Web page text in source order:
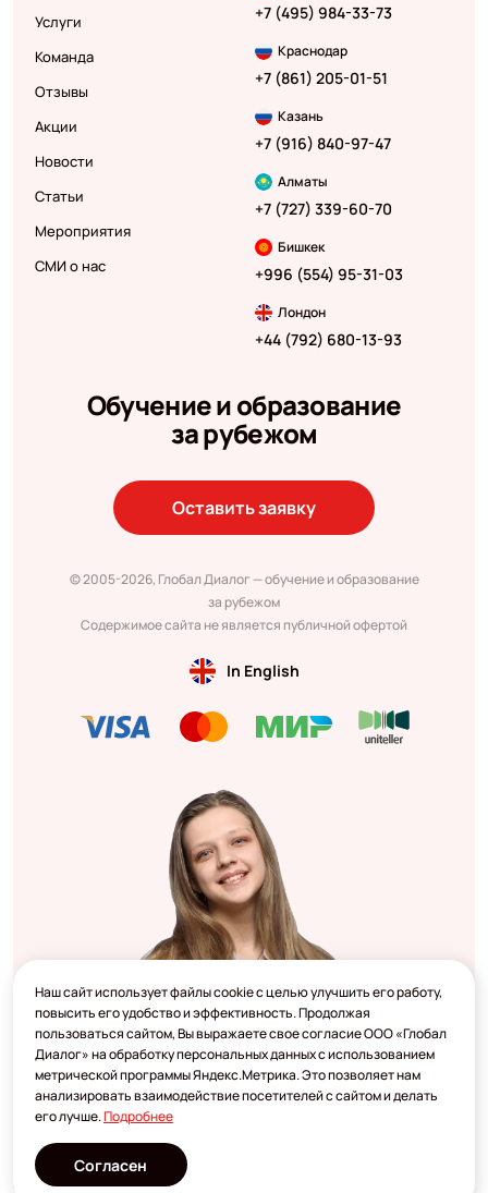
Услуги
Команда
Отзывы
Акции
Новости
Статьи
Мероприятия
СМИ о нас
+7 (495) 984-33-73
Краснодар
+7 (861) 205-01-51
Казань
+7 (916) 840-97-47
Алматы
+7 (727) 339-60-70
Бишкек
+996 (554) 95-31-03
Лондон
+44 (792) 680-13-93
Обучение и образование
за рубежом
Оставить заявку
© 2005-2026, Глобал Диалог — обучение и образование
за рубежом
Содержимое сайта не является публичной офертой
In English
Разработано
Наш сайт использует файлы cookie с целью улучшить его работу,
повысить его удобство и эффективность. Продолжая
пользоваться сайтом, Вы выражаете свое согласие ООО «Глобал
Диалог» на обработку персональных данных с использованием
метрической программы Яндекс.Метрика. Это позволяет нам
анализировать взаимодействие посетителей с сайтом и делать
его лучше.Подробнее
Согласен